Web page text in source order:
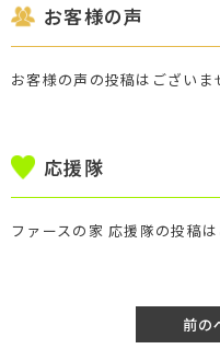
お客様の声
お客様の声の投稿はございま
応援隊
ファースの家 応援隊の投稿は
前の